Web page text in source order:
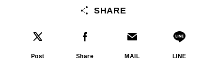
SHARE
Post Share MAIL LINE